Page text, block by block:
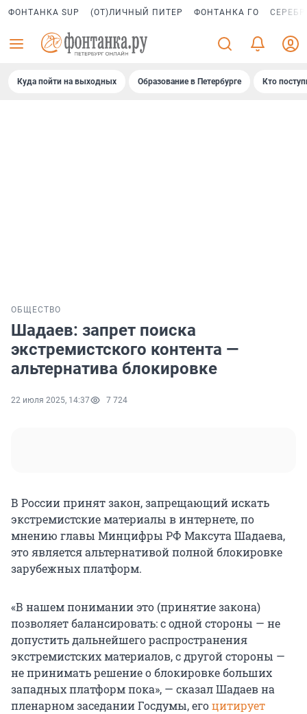
ФОНТАНКА SUP (ОТ)ЛИЧНЫЙ ПИТЕР ФОНТАНКА ГО
Куда пойти на выходных Образование в Петербурге Кто
ОБЩЕСТВО
Шадаев: запрет поиска
экстремистского контента —
альтернатива блокировке
22 июля 2025, 14:37 7 724
В России принят закон, запрещающий искать
экстремистские материалы в интернете, по
мнению главы Минцифры РФ Максута Шадаева,
это является альтернативой полной блокировке
зарубежных платформ.
«В нашем понимании это (принятие закона)
позволяет балансировать: с одной стороны — не
допустить дальнейшего распространения
экстремистских материалов, с другой стороны —
не принимать решение о блокировке больших
западных платформ пока», — сказал Шадаев на
пленарном заседании Госдумы, егоцитирует